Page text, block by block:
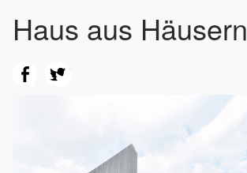
Haus aus Häusern